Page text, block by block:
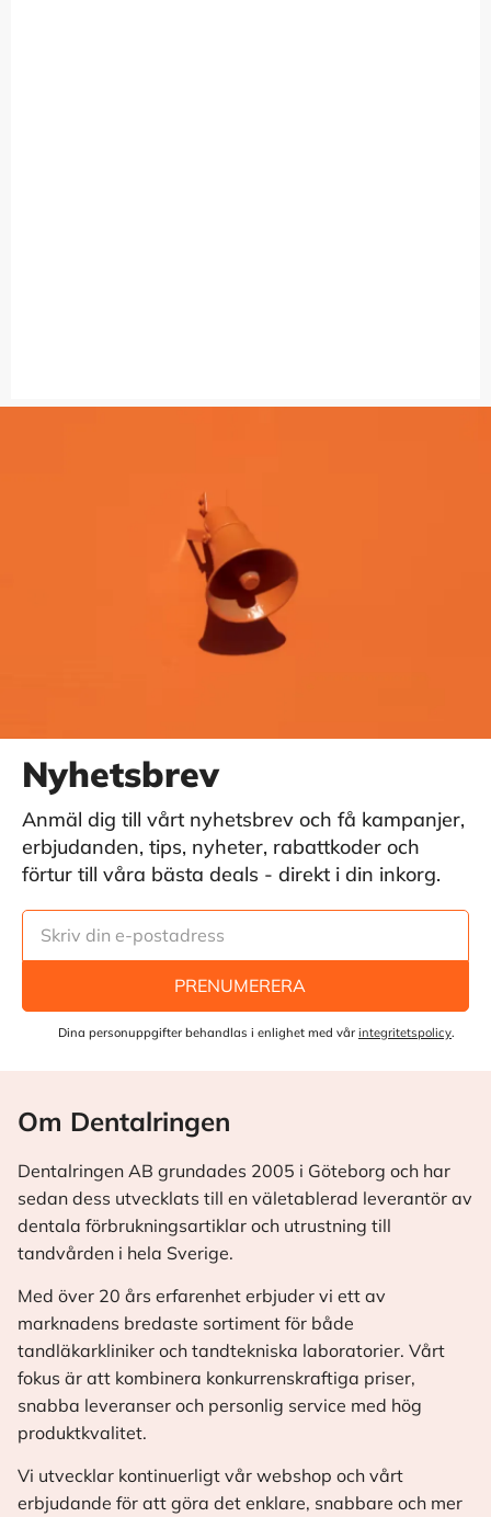
Nyhetsbrev
Anmäl dig till vårt nyhetsbrev och få kampanjer,
erbjudanden, tips, nyheter, rabattkoder och
förtur till våra bästa deals - direkt i din inkorg.
PRENUMERERA
Dina personuppgifter behandlas i enlighet med vår integritetspolicy.
Om Dentalringen
Dentalringen AB grundades 2005 i Göteborg och har
sedan dess utvecklats till en väletablerad leverantör av
dentala förbrukningsartiklar och utrustning till
tandvården i hela Sverige.
Med över 20 års erfarenhet erbjuder vi ett av
marknadens bredaste sortiment för både
tandläkarkliniker och tandtekniska laboratorier. Vårt
fokus är att kombinera konkurrenskraftiga priser,
snabba leveranser och personlig service med hög
produktkvalitet.
Vi utvecklar kontinuerligt vår webshop och vårt
erbjudande för att göra det enklare, snabbare och mer